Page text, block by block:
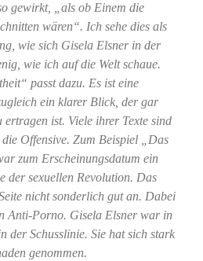
gewirkt, „als ob Einem die
wären“. Ich sehe dies als
wie sich Gisela Elsner in der
wie ich auf die Welt schaue.
passt dazu. Es ist eine
ein klarer Blick, der gar
ist. Viele ihrer Texte sind
Offensive. Zum Beispiel „Das
zum Erscheinungsdatum ein
der sexuellen Revolution. Das
nicht sonderlich gut an. Dabei
Anti-Porno. Gisela Elsner war in
der Schusslinie. Sie hat sich stark
genommen.